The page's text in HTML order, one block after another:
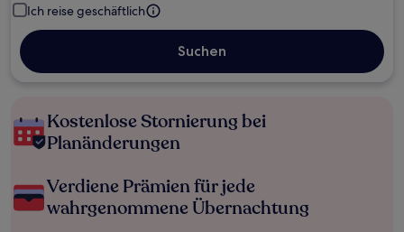
Ich reise geschäftlich
Suchen
Kostenlose Stornierung bei
Planänderungen
Verdiene Prämien für jede
wahrgenommene Übernachtung